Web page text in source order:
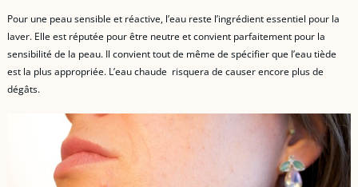
Pour une peau sensible et réactive, l’eau reste l’ingrédient essentiel pour la
laver. Elle est réputée pour être neutre et convient parfaitement pour la
sensibilité de la peau. Il convient tout de même de spécifier que l’eau tiède
est la plus appropriée. L’eau chaude risquera de causer encore plus de
dégâts.